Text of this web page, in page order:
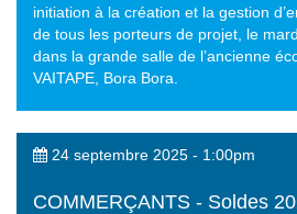
initiation à la création et la gestion
de tous les porteurs de projet, le
dans la grande salle de l’ancienne
VAITAPE, Bora Bora.
24 septembre 2025 - 1:00pm
COMMERÇANTS - Soldes